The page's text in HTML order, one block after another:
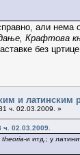
али
Крафтова
без
и латинским
ч. 02.03.2009. »
02.03.2009.
theoria-и итд.; у